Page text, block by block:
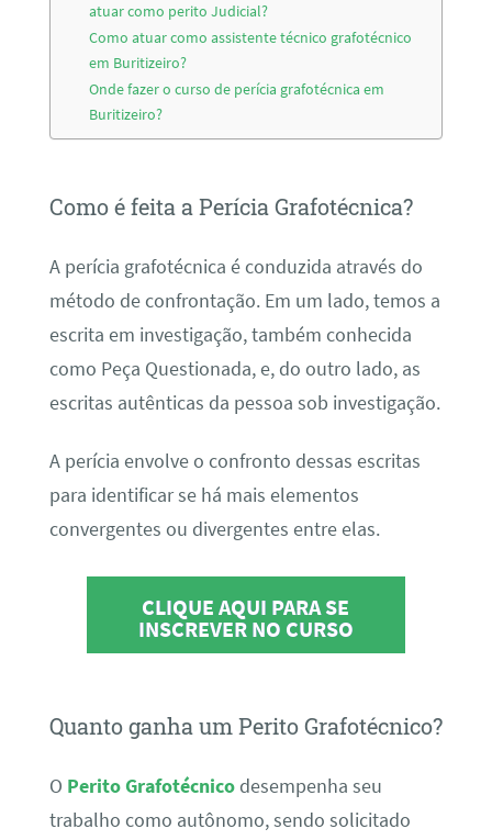
atuar como perito Judicial?
Como atuar como assistente técnico grafotécnico
em Buritizeiro?
Onde fazer o curso de perícia grafotécnica em
Buritizeiro?
Como é feita a Perícia Grafotécnica?
A perícia grafotécnica é conduzida através do
método de confrontação. Em um lado, temos a
escrita em investigação, também conhecida
como Peça Questionada, e, do outro lado, as
escritas autênticas da pessoa sob investigação.
A perícia envolve o confronto dessas escritas
para identificar se há mais elementos
convergentes ou divergentes entre elas.
CLIQUE AQUI PARA SE
INSCREVER NO CURSO
Quanto ganha um Perito Grafotécnico?
O Perito Grafotécnicodesempenha seu
trabalho como autônomo, sendo solicitado